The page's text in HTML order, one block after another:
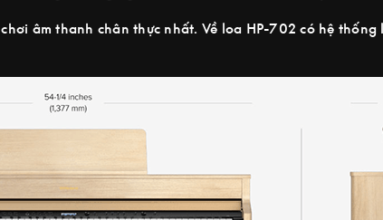
âm thanh chân thực nhất. Về loa HP-702 có hệ